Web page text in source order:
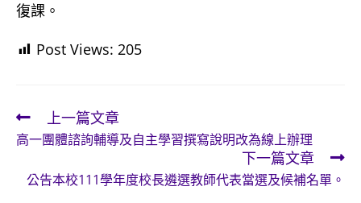
復課。
Post Views: 205
Read
more
articles
上一篇文章
高一團體諮詢輔導及自主學習撰寫說明改為線上辦理
下一篇文章
公告本校111學年度校長遴選教師代表當選及候補名單。